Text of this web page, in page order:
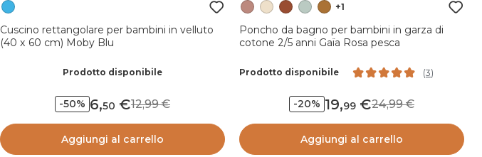
Cuscino rettangolare per bambini in velluto
(40 x 60 cm) Moby Blu
Prodotto disponibile
-50% 6,50 12,99
Aggiungi al carrello
+1
Poncho da bagno per bambini in garza di
cotone 2/5 anni Gaïa Rosa pesca
Prodotto disponibile (3)
-20% 19,99 24,99
Aggiungi al carrello